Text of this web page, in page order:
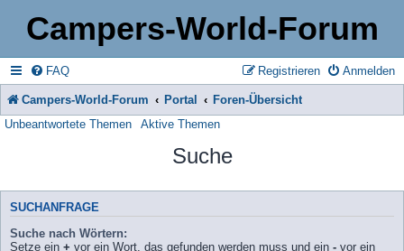
Campers-World-Forum
FAQ Anmelden
Registrieren
Campers-World-Forum Portal
Foren-Übersicht
Unbeantwortete Themen
Aktive Themen
Suche
SUCHANFRAGE
Suche nach Wörtern:
Setze ein + vor ein Wort, das gefunden werden muss und ein - vor ein